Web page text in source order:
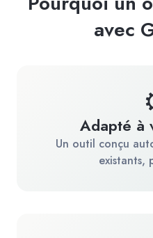
avec
Adapté à
Un outil conçu
existants,